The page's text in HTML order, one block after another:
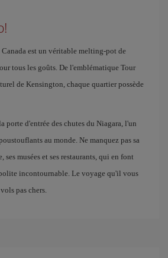
est un véritable melting-pot de
tous les goûts. De l'emblématique Tour
de Kensington, chaque quartier possède
porte d'entrée des chutes du Niagara, l'un
au monde. Ne manquez pas sa
musées et ses restaurants, qui en font
incontournable. Le voyage qu'il vous
pas chers.